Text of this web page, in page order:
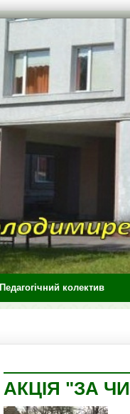
>
Педагогічний колектив
АКЦІЯ "ЗА